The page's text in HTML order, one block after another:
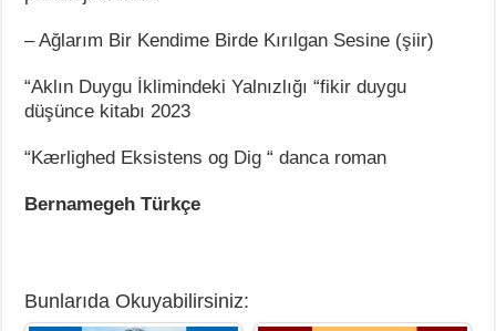
– Ağlarım Bir Kendime Birde Kırılgan Sesine (şiir)
“Aklın Duygu İklimindeki Yalnızlığı “fikir duygu
düşünce kitabı 2023
“Kærlighed Eksistens og Dig “ danca roman
Bernamegeh Türkçe
Bunlarıda Okuyabilirsiniz: